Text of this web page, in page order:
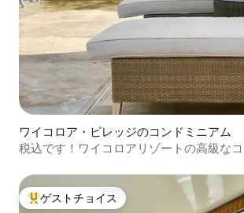
ワイコロア・ビレッジのコンドミニアム
税込です！ワイコロアリゾートの高級な
大好評のゲストチョイスです。
ゲストチョイス